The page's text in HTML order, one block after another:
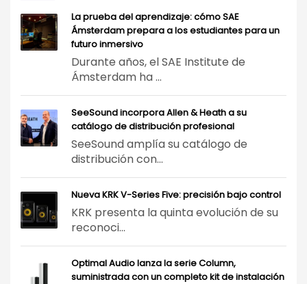
La prueba del aprendizaje: cómo SAE
Ámsterdam prepara a los estudiantes para un
futuro inmersivo
Durante años, el SAE Institute de
Ámsterdam ha ...
SeeSound incorpora Allen & Heath a su
catálogo de distribución profesional
SeeSound amplía su catálogo de
distribución con...
Nueva KRK V-Series Five: precisión bajo control
KRK presenta la quinta evolución de su
reconoci...
Optimal Audio lanza la serie Column,
suministrada con un completo kit de instalación